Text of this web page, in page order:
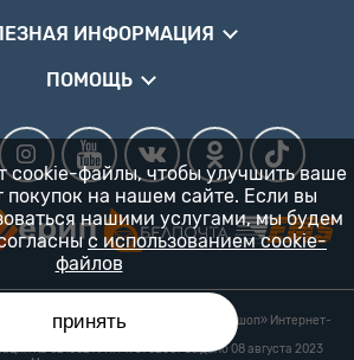
ИНФОРМАЦИЯ
ПОМОЩЬ
ответственностью «Гарденшоп» Интернет-
магазин «БЕККЕР™» 24/7
№ 0218821 УНП 193702687 выдано 08 августа 2023
cookie-файлы, чтобы улучшить ваше
покупок на нашем сайте. Если вы
нашими услугами, мы будем
с использованием cookie-
файлов
принять